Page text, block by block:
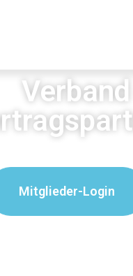
Mitglieder-Login